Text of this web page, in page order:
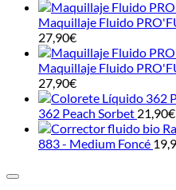
Maquillaje Fluido
27,90€
Maquillaje Fluido
27,90€
362 Peach Sorbet 21,90€
883 - Medium Foncé